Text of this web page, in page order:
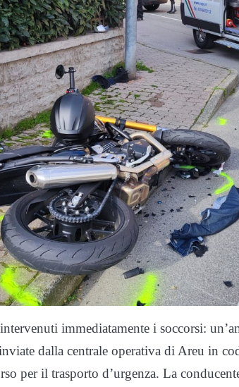
immediatamente i soccorsi:
dalla centrale operativa di Areu in
per il trasporto d’urgenza. La